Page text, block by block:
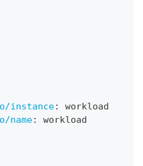
instance:
workload
name:
workload